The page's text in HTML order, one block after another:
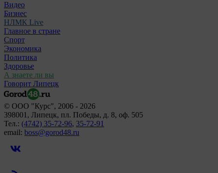
Видео
Бизнес
НЛМК Live
Главное в стране
Спорт
Экономика
Политика
Здоровье
А знаете ли вы
Говорит Липецк
© ООО "Курс", 2006 - 2026
398001, Липецк, пл. Победы, д. 8, оф. 505
Тел.: (4742) 35-72-96, 35-72-91
email: boss@gorod48.ru